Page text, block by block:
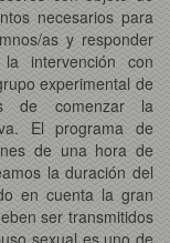
necesarios para
as y responder
intervención con
experimental de
de comenzar la
El programa de
de una hora de
la duración del
en cuenta la gran
ser transmitidos
sexual es uno de